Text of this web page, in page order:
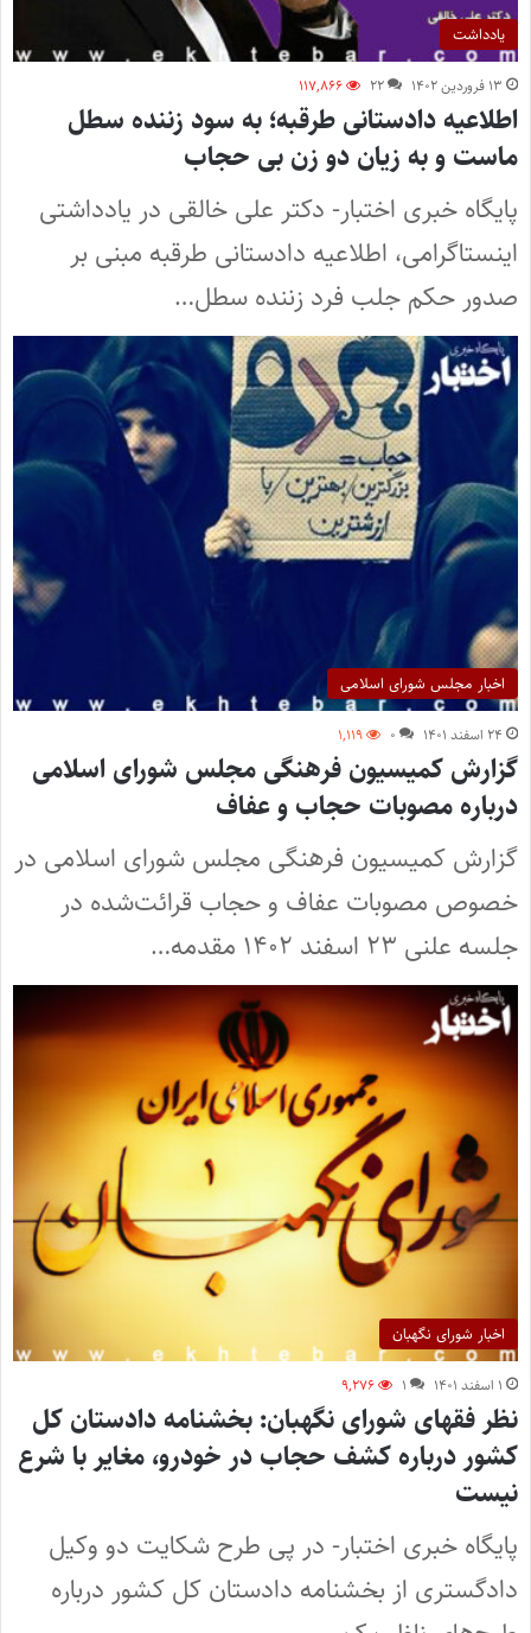
یادداشت
۱۳ فروردین ۱۴۰۲ ۲۲ ۱۱۷,۸۶۶
اطلاعیه دادستانی طرقبه؛ به سود زننده سطل
ماست و به زیان دو زن بی حجاب
پایگاه خبری اختبار- دکتر علی خالقی در یادداشتی
اینستاگرامی، اطلاعیه دادستانی طرقبه مبنی بر
صدور حکم جلب فرد زننده سطل…
اخبار مجلس شورای اسلامی
۲۴ اسفند ۱۴۰۱ ۰ ۱,۱۱۹
گزارش کمیسیون فرهنگی مجلس شورای اسلامی
درباره مصوبات حجاب و عفاف
گزارش کمیسیون فرهنگی مجلس شورای اسلامی در
خصوص مصوبات عفاف و حجاب قرائت‌شده در
جلسه علنی ۲۳ اسفند ۱۴۰۲ مقدمه…
اخبار شورای نگهبان
۱ اسفند ۱۴۰۱ ۱ ۹,۲۷۶
نظر فقهای شورای نگهبان: بخشنامه دادستان کل
کشور درباره کشف حجاب در خودرو، مغایر با شرع
نیست
پایگاه خبری اختبار- در پی طرح شکایت دو وکیل
دادگستری از بخشنامه دادستان کل کشور درباره